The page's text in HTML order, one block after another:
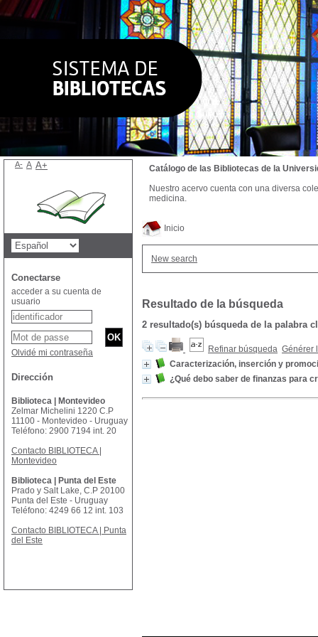
Inicio
New search
Resultado de la búsqueda
2 resultado(s) búsqueda de la palabra
Refinar búsqueda Générer
Caracterización, inserción y
¿Qué debo saber de finanzas para
Catálogo de las Bibliotecas de la
Nuestro acervo cuenta con una diversa
medicina.
A- A A+
Conectarse
acceder a su cuenta de
usuario
Olvidé mi contraseña
Dirección
Biblioteca | Montevideo
Zelmar Michelini 1220 C.P
11100 - Montevideo - Uruguay
Teléfono: 2900 7194 int. 20
Contacto BIBLIOTECA |
Montevideo
Biblioteca | Punta del Este
Prado y Salt Lake, C.P 20100
Punta del Este - Uruguay
Teléfono: 4249 66 12 int. 103
Contacto BIBLIOTECA | Punta
del Este